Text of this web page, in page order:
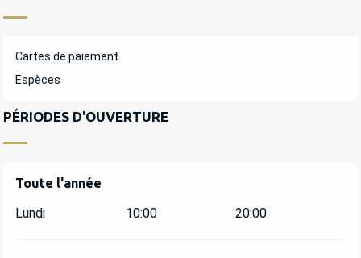
Cartes de paiement
Espèces
PÉRIODES D'OUVERTURE
Toute l'année
Toute l'année
Lundi 10:00 20:00